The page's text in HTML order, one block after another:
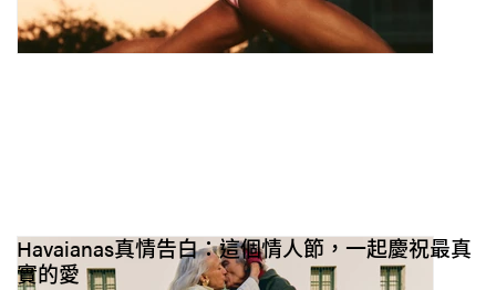
Havaianas真情告白：這個情人節，一起慶祝最真
實的愛